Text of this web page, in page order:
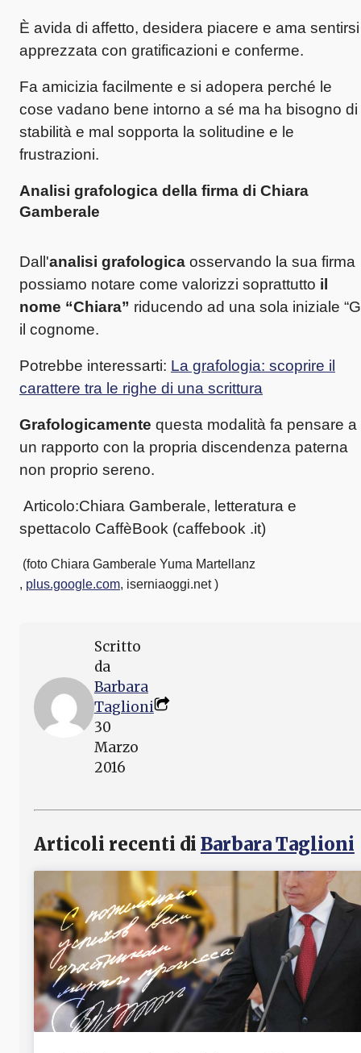
È avida di affetto, desidera piacere e ama sentirsi
apprezzata con gratificazioni e conferme.
Fa amicizia facilmente e si adopera perché le
cose vadano bene intorno a sé ma ha bisogno di
stabilità e mal sopporta la solitudine e le
frustrazioni.
Analisi grafologica della firma di Chiara
Gamberale
Dall'analisi grafologica osservando la sua firma
possiamo notare come valorizzi soprattutto il
nome “Chiara” riducendo ad una sola iniziale
il cognome.
Potrebbe interessarti: La grafologia: scoprire il
carattere tra le righe di una scrittura
Grafologicamente questa modalità fa pensare a
un rapporto con la propria discendenza paterna
non proprio sereno.
Articolo:Chiara Gamberale, letteratura e
spettacolo CaffèBook (caffebook .it)
(foto Chiara Gamberale Yuma Martellanz
, plus.google.com, iserniaoggi.net)
Scritto
da
Barbara
Taglioni
30
Marzo
2016
Articoli recenti di Barbara Taglioni